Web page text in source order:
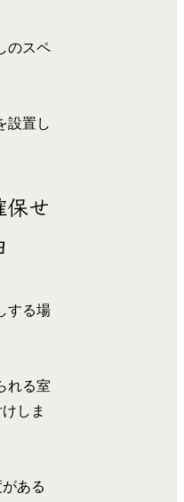
のスペ
設置し
せ
する場
れる室
しま
ある